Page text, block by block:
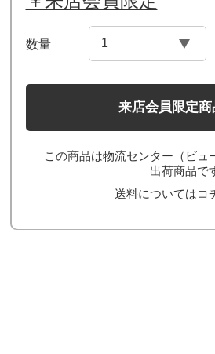
数量
来店会員限定商
この商品は物流センター（ビュ
出荷商品で
送料についてはコ